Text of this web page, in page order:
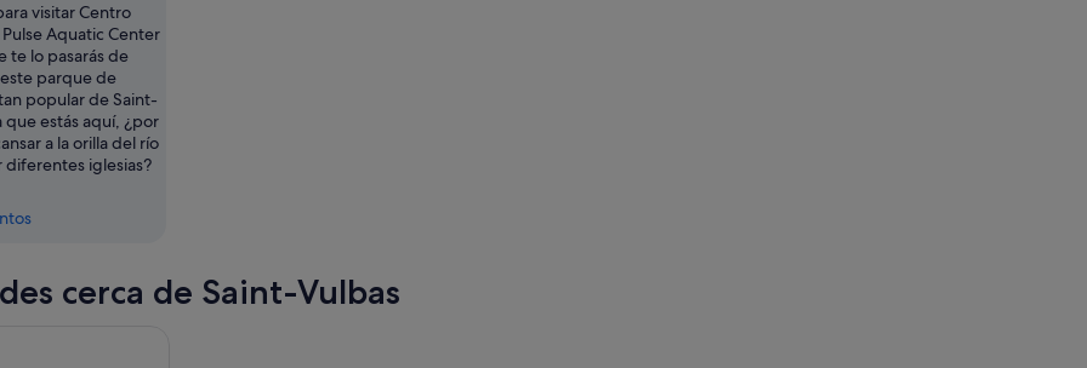
visitar Centro
Aquatic Center
te lo pasarás de
parque de
popular de Saint-
que estás aquí, ¿por
a la orilla del río
iglesias?
cerca de Saint-Vulbas